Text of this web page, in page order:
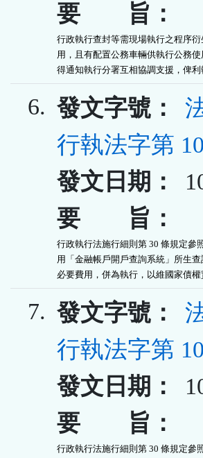
要 旨：
行政執行查封等需現場執行之程序
用，且有配置公務車輛供執行公務
得通知執行分署互相協調支援，俾
6. 發文字號：
行執法字第
發文日期：
要 旨：
行政執行法施行細則第 30 條規定參
用「金融帳戶開戶查詢系統」所生
必要費用，併為執行，以維國家債權
7. 發文字號：
行執法字第
發文日期：
要 旨：
行政執行法施行細則第 30 條規定參